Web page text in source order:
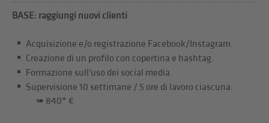
BASE: raggiungi nuovi clienti
Acquisizione e/o registrazione Facebook/Instagram.
Creazione di un profilo con copertina e hashtag.
Formazione sull'uso dei social media.
Supervisione 10 settimane / 5 ore di lavoro ciascuna.
➠ 840* €